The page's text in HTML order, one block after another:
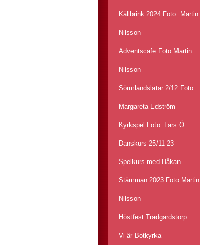
Källbrink 2024 Foto: Martin
Nilsson
Adventscafe Foto:Martin
Nilsson
Sörmlandslåtar 2/12 Foto:
Margareta Edström
Kyrkspel Foto: Lars Ö
Danskurs 25/11-23
Spelkurs med Håkan
Stämman 2023 Foto:Martin
Nilsson
Höstfest Trädgårdstorp
Vi är Botkyrka